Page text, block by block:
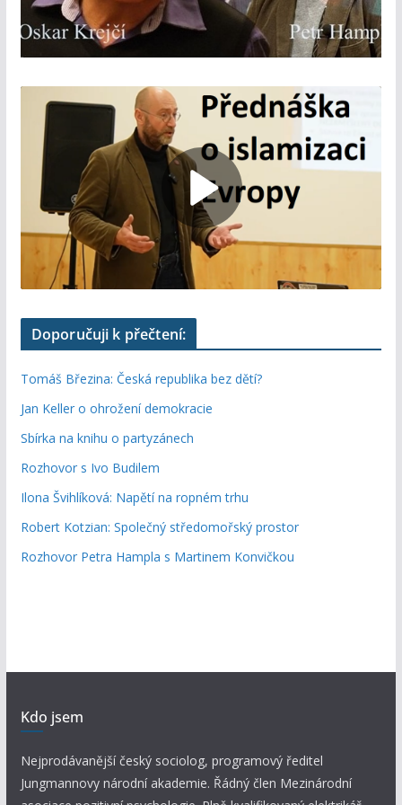
Doporučuji k přečtení:
Tomáš Březina: Česká republika bez dětí?
Jan Keller o ohrožení demokracie
Sbírka na knihu o partyzánech
Rozhovor s Ivo Budilem
Ilona Švihlíková: Napětí na ropném trhu
Robert Kotzian: Společný středomořský prostor
Rozhovor Petra Hampla s Martinem Konvičkou
Kdo jsem
Nejprodávanější český sociolog, programový ředitel
Jungmannovy národní akademie. Řádný člen Mezinárodní